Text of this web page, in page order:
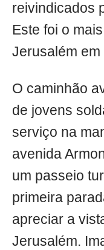
reivindicados
Este foi o
Jerusalém em
O caminhão
de jovens
serviço na
avenida
um passeio
primeira
apreciar a
Jerusalém.